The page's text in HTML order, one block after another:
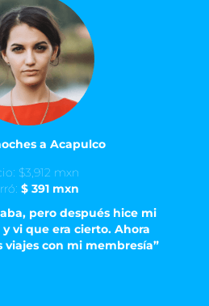
a Acapulco
$3,912 mxn
$ 391 mxn
pero después hice mi
vi que era cierto. Ahora
viajes con mi membresía”